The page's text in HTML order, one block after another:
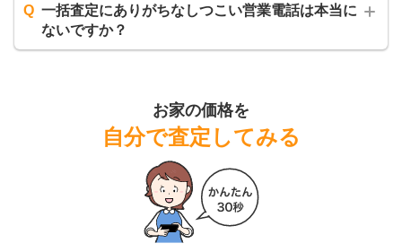
Q 一括査定にありがちなしつこい営業電話は本当に
ないですか？
お家の価格を
自分で査定してみる